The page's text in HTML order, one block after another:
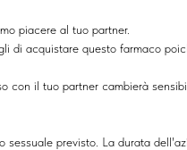
piacere al tuo partner.
di acquistare questo farmaco
con il tuo partner cambierà
sessuale previsto. La durata